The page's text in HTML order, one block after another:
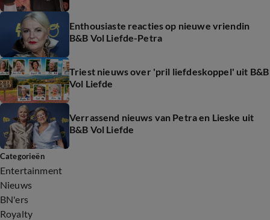
Enthousiaste reacties op nieuwe vriendin
B&B Vol Liefde-Petra
Triest nieuws over 'pril liefdeskoppel' uit B&B
Vol Liefde
Verrassend nieuws van Petra en Lieske uit
B&B Vol Liefde
Categorieën
Entertainment
Nieuws
BN'ers
Royalty